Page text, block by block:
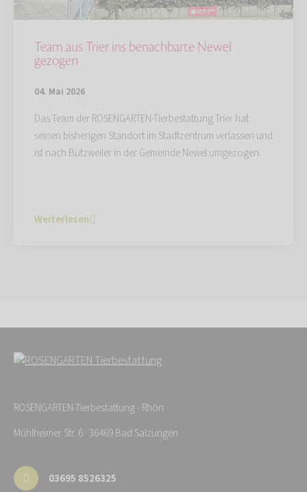
Team aus Trier ins benachbarte Newel
gezogen
04. Mai 2026
Das Team der ROSENGARTEN-Tierbestattung Trier hat
seinen bisherigen Standort im Stadtzentrum verlassen und
ist nach Butzweiler in der Gemeinde Newel umgezogen.
Weiterlesen
ROSENGARTEN-Tierbestattung - Rhön
Mühlheimer Str. 6 · 36469 Bad Salzungen
03695 8526325